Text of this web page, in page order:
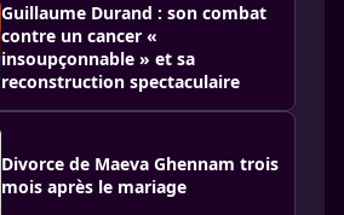
Guillaume Durand : son combat
contre un cancer «
insoupçonnable » et sa
reconstruction spectaculaire
Divorce de Maeva Ghennam trois
mois après le mariage